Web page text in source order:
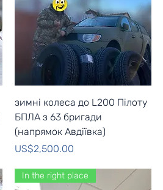
Quick View
зимні колеса до L200 Пілоту
БПЛА з 63 бригади
(напрямок Авдіївка)
Price
US$2,500.00
In the right place